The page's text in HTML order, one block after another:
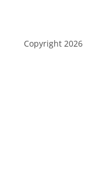
Copyright 2026